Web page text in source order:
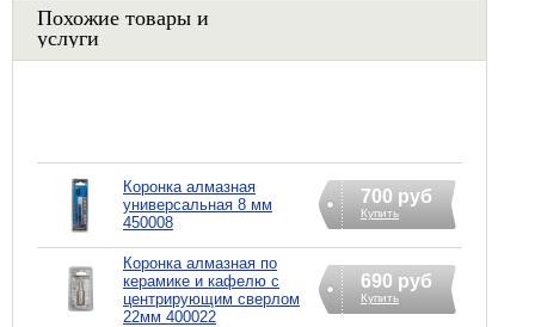
Похожие товары и
услуги
Коронка алмазная
универсальная 8 мм
450008
700 руб
Купить
Коронка алмазная по
керамике и кафелю с
центрирующим сверлом
22мм 400022
690 руб
Купить